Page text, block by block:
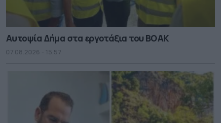
Αυτοψία Δήμα στα εργοτάξια του ΒΟΑΚ
07.08.2026 - 15.57